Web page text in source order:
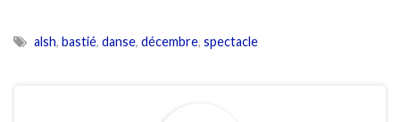
alsh, bastié, danse, décembre, spectacle